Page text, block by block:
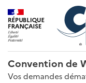
RÉPUBLIQUE
FRANÇAISE
Convention de
Vos demandes